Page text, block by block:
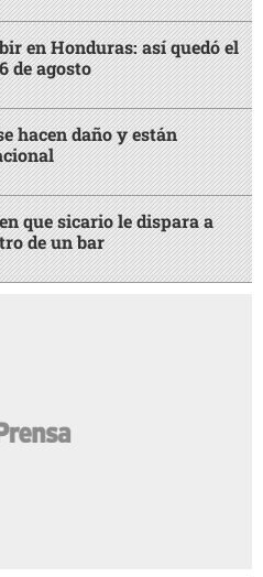
en Honduras: así quedó el
de agosto
hacen daño y están
que sicario le dispara a
de un bar